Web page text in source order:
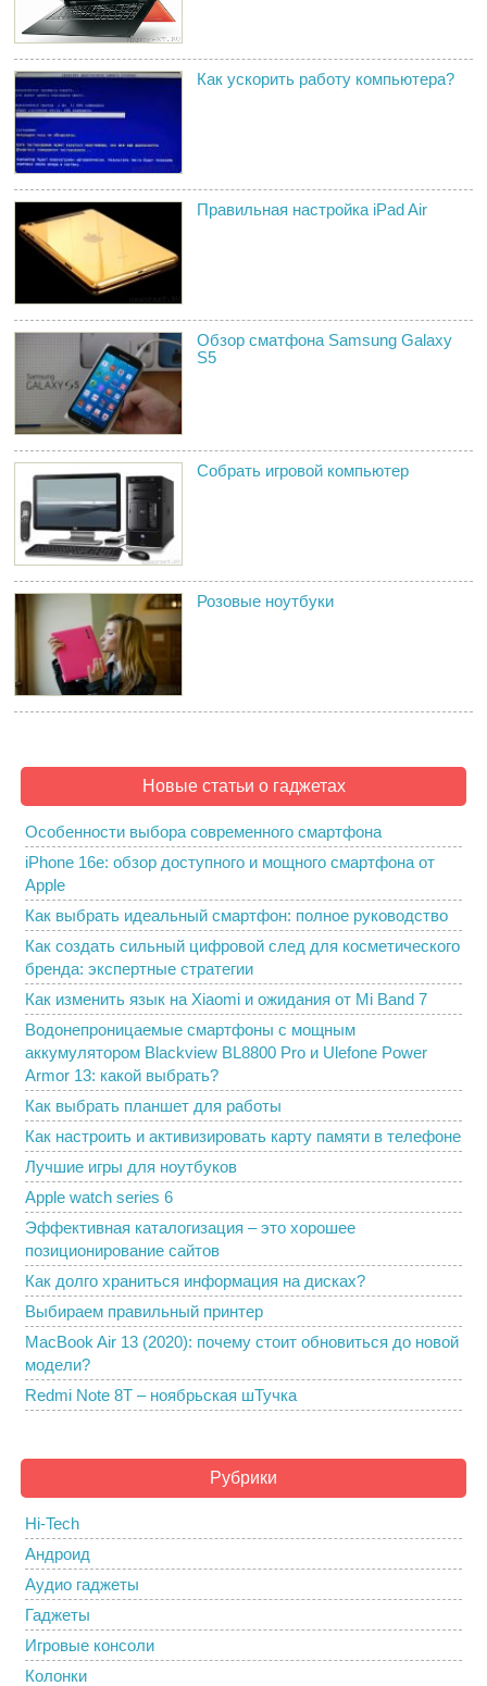
Как ускорить работу компьютера?
Правильная настройка iPad Air
Обзор сматфона Samsung Galaxy
S5
Собрать игровой компьютер
Розовые ноутбуки
Новые статьи о гаджетах
Особенности выбора современного смартфона
iPhone 16e: обзор доступного и мощного смартфона от
Apple
Как выбрать идеальный смартфон: полное руководство
Как создать сильный цифровой след для косметического
бренда: экспертные стратегии
Как изменить язык на Xiaomi и ожидания от Mi Band 7
Водонепроницаемые смартфоны с мощным
аккумулятором Blackview BL8800 Pro и Ulefone Power
Armor 13: какой выбрать?
Как выбрать планшет для работы
Как настроить и активизировать карту памяти в телефоне
Лучшие игры для ноутбуков
Apple watch series 6
Эффективная каталогизация – это хорошее
позиционирование сайтов
Как долго храниться информация на дисках?
Выбираем правильный принтер
MacBook Air 13 (2020): почему стоит обновиться до новой
модели?
Redmi Note 8T – ноябрьская шТучка
Рубрики
Hi-Tech
Андроид
Аудио гаджеты
Гаджеты
Игровые консоли
Колонки